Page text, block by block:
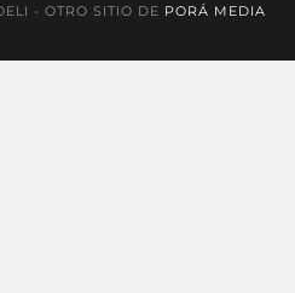
- OTRO SITIO DE PORÁ MEDIA